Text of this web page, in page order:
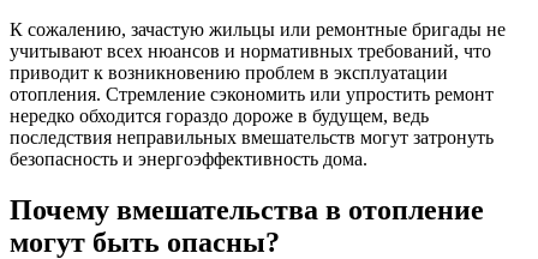
К сожалению, зачастую жильцы или ремонтные бригады не
учитывают всех нюансов и нормативных требований, что
приводит к возникновению проблем в эксплуатации
отопления. Стремление сэкономить или упростить ремонт
нередко обходится гораздо дороже в будущем, ведь
последствия неправильных вмешательств могут затронуть
безопасность и энергоэффективность дома.
Почему вмешательства в отопление
могут быть опасны?